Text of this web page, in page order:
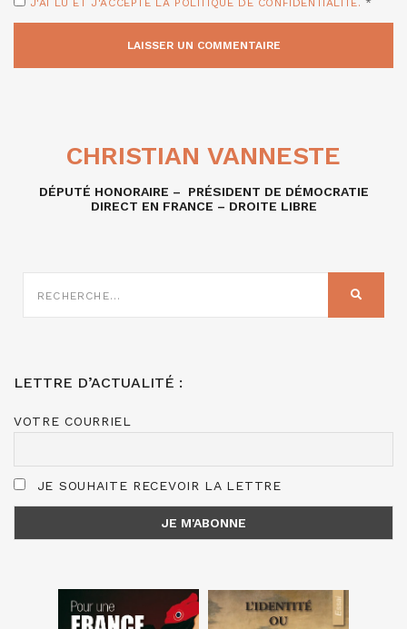
J'AI LU ET J'ACCEPTE LA POLITIQUE DE CONFIDENTIALITÉ. *
CHRISTIAN VANNESTE
DÉPUTÉ HONORAIRE – PRÉSIDENT DE DÉMOCRATIE
DIRECT EN FRANCE – DROITE LIBRE
SUR
LETTRE D’ACTUALITÉ :
VOTRE COURRIEL
JE SOUHAITE RECEVOIR LA LETTRE